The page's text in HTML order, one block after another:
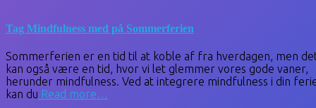
Tag Mindfulness med på Sommerferien
Sommerferien er en tid til at koble af fra hverdagen, men
kan også være en tid, hvor vi let glemmer vores gode vaner,
herunder mindfulness. Ved at integrere mindfulness i din
kan du Read more…